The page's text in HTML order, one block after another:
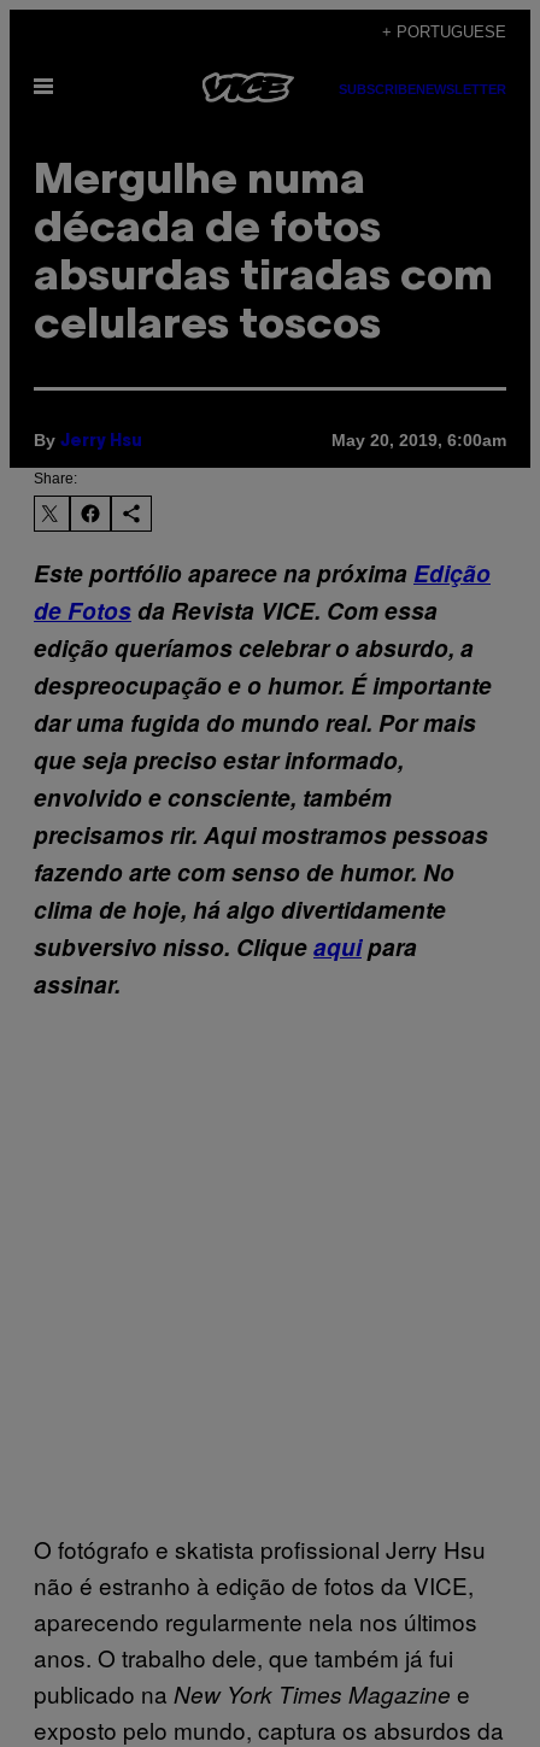
content
+ PORTUGUESE
Open
SUBSCRIBENEWSLETTER
Mergulhe numa
década de fotos
absurdas tiradas com
celulares toscos
By Jerry Hsu May 20, 2019, 6:00am
Share:
Este portfólio aparece na próxima Edição
de Fotosda Revista VICE. Com essa
edição queríamos celebrar o absurdo, a
despreocupação e o humor. É importante
dar uma fugida do mundo real. Por mais
que seja preciso estar informado,
envolvido e consciente, também
precisamos rir. Aqui mostramos pessoas
fazendo arte com senso de humor. No
clima de hoje, háalgo divertidamente
subversivo nisso. Cliqueaquipara
assinar.
O fotógrafo e skatista profissional Jerry Hsu
não é estranho à edição de fotos da VICE,
aparecendo regularmente nela nos últimos
anos. O trabalho dele, que também já fui
publicado na New York Times Magazine e
exposto pelo mundo, captura os absurdos da